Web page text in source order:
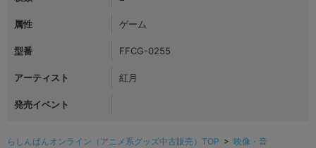
属性 ゲーム
型番 FFCG-0255
アーティスト 紅月
発売イベント
らしんばんオンライン（アニメ系グッズ中古販売）TOP > 映像・音